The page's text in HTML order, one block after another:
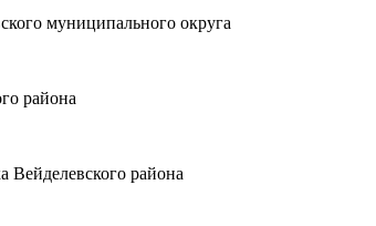
муниципального округа
района
Вейделевского района